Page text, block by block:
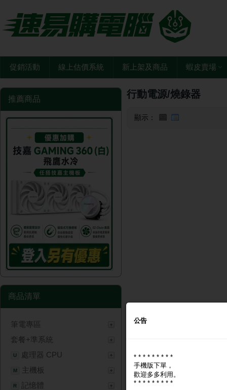
促銷活動 線上估價系統 新上架及商品 蝦皮賣場
推薦商品
商品清單
筆電專區
套餐+準系統
U 處理器 CPU
M 主機板
R 記憶體
行動電源/燒錄器
顯示：
公告
* * * * * * * * *
手機版下單，
歡迎多多利用。
* * * * * * * * *